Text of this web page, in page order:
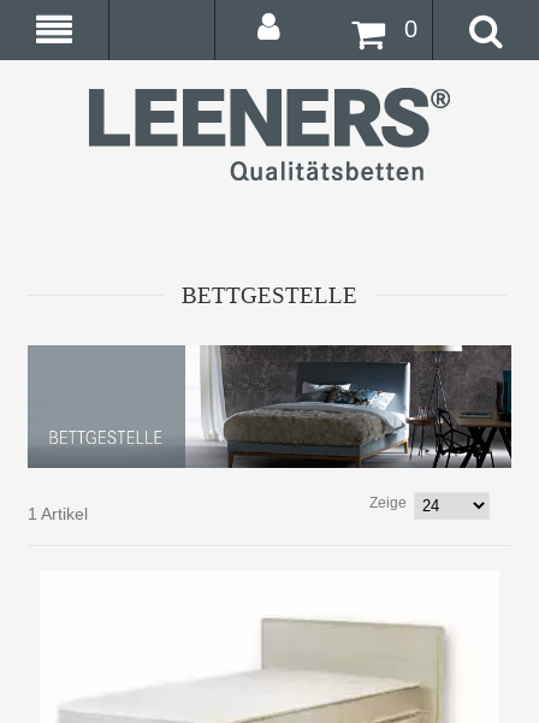
0
BETTGESTELLE
1 Artikel
Zeige